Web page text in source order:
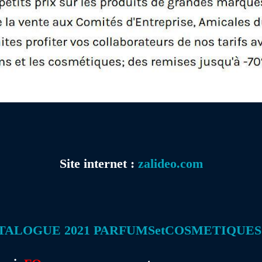
Site internet : zalideo.com
2021